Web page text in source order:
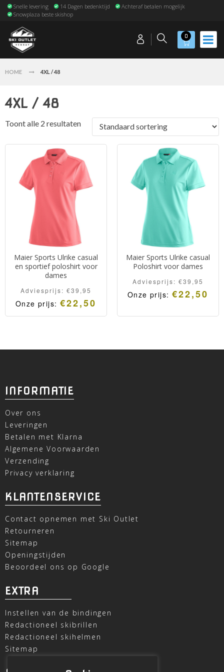
Snelle levering 14 Dagen bedenktijd
Achteraf betalen mogelijk
Snowplaza beste skishop
0
HOME 4XL / 48
4XL / 48
Toont alle 2 resultaten
Maier Sports Ulrike casual
en sportief poloshirt voor
dames
Adviesprijs: €39,95
Onze prijs: €22,50
Maier Sports Ulrike casual
Poloshirt voor dames
Adviesprijs: €39,95
Onze prijs: €22,50
INFORMATIE
Over ons
Leveringen
Betalen met Klarna
Algemene Voorwaarden
Verzending
Privacy verklaring
KLANTENSERVICE
Contact opnemen met Ski Outlet
Retourneren
Sitemap
Openingstijden
Beoordeel ons op Google
EXTRA
Instellen van de bindingen
Redactioneel skibrillen
Redactioneel skihelmen
Sitemap